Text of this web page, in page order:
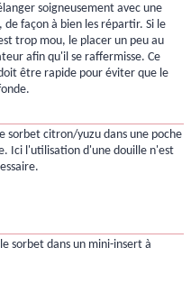
soigneusement avec une
de façon à bien les répartir. Si le
trop mou, le placer un peu au
afin qu'il se raffermisse. Ce
être rapide pour éviter que le
sorbet citron/yuzu dans une poche
Ici l'utilisation d'une douille n'est
sorbet dans un mini-insert à